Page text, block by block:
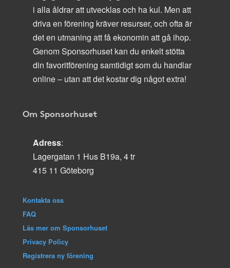
i alla åldrar att utvecklas och ha kul. Men att
driva en förening kräver resurser, och ofta är
det en utmaning att få ekonomin att gå ihop.
Genom Sponsorhuset kan du enkelt stötta
din favoritförening samtidigt som du handlar
online – utan att det kostar dig något extra!
Om Sponsorhuset
Adress:
Lagergatan 1 Hus B19a, 4 tr
415 11 Göteborg
Kontakta oss
FAQ
Läs mer om Sponsorhuset
Privacy Policy
Registrera ny förening